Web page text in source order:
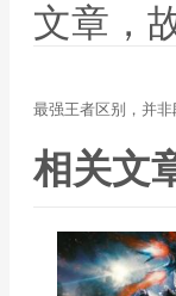
文章，
最强王者区别，并
相关文